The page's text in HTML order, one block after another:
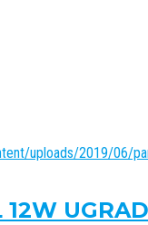
12W